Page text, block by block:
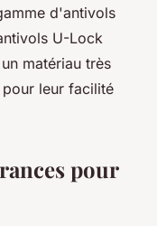
d'antivols
U-Lock
matériau très
pour leur facilité
pour